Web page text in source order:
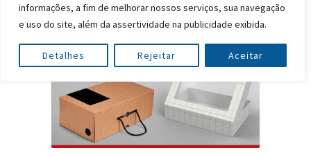
informações, a fim de melhorar nossos serviços, sua navegação
e uso do site, além da assertividade na publicidade exibida.
Detalhes Rejeitar Aceitar